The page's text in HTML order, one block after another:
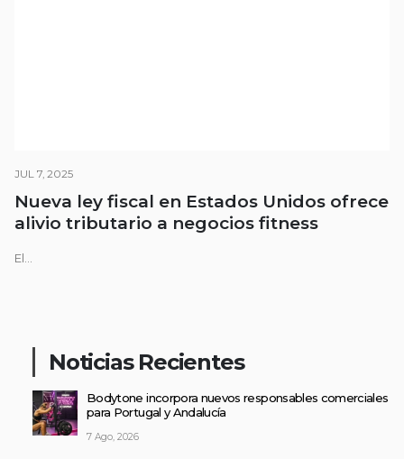
JUL 7, 2025
Nueva ley fiscal en Estados Unidos ofrece
alivio tributario a negocios fitness
El...
Noticias Recientes
Bodytone incorpora nuevos responsables comerciales
para Portugal y Andalucía
7 Ago, 2026